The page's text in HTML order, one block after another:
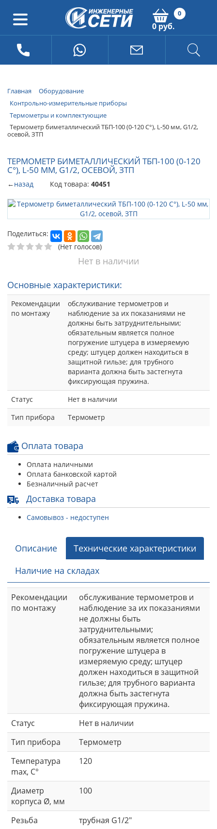
0
0 руб.
Главная
Оборудование
Контрольно-измерительные приборы
Термометры и комплектующие
Термометр биметаллический ТБП-100 (0-120 С°), L-50 мм, G1/2,
осевой, ЗТП
ТЕРМОМЕТР БИМЕТАЛЛИЧЕСКИЙ ТБП-100 (0-120
С°), L-50 ММ, G1/2, ОСЕВОЙ, ЗТП
←назад Код товара: 40451
Поделиться:
(Нет голосов)
Нет в наличии
Основные характеристики:
Рекомендации
по монтажу
обслуживание термометров и
наблюдение за их показаниями не
должны быть затруднительными;
обязательным является полное
погружение штуцера в измеряемую
среду; штуцер должен находиться в
защитной гильзе; для трубного
варианта должна быть застегнута
фиксирующая пружина.
Статус
Нет в наличии
Тип прибора
Термометр
Оплата товара
Оплата наличными
Оплата банковской картой
Безналичный расчет
Доставка товара
Самовывоз - недоступен
Описание
Технические характеристики
Наличие на складах
Рекомендации
по монтажу
обслуживание термометров и
наблюдение за их показаниями
не должны быть
затруднительными;
обязательным является полное
погружение штуцера в
измеряемую среду; штуцер
должен находиться в защитной
гильзе; для трубного варианта
должна быть застегнута
фиксирующая пружина.
Статус
Нет в наличии
Тип прибора
Термометр
Температура
max, C°
120
Диаметр
корпуса Ø, мм
100
Резьба
трубная G1/2"